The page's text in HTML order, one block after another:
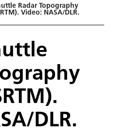
Radar Topography
Video: NASA/DLR.
DLR.